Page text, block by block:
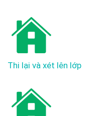
Thi lại và xét lên lớp